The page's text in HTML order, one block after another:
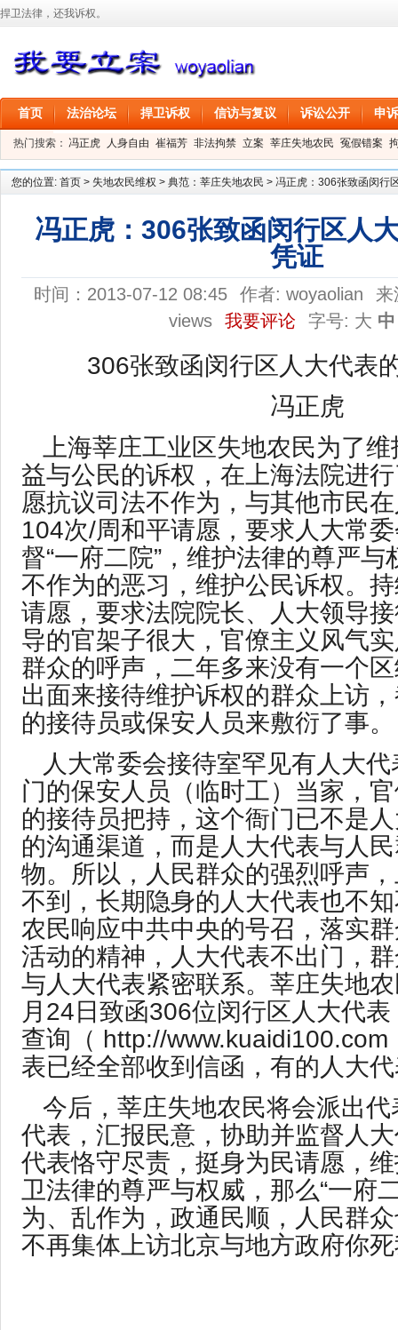
捍卫法律，还我诉权。
首页 法治论坛 捍卫诉权 信访与复议 诉讼公开 申
热门搜索： 冯正虎 人身自由 崔福芳 非法拘禁 立案 莘庄失地农民 冤假错案
叶剑 刑事拘留 信息公开 叶桂香
您的位置: 首页 > 失地农民维权 > 典范：莘庄失地农民 > 冯正虎：306张致函闵行
冯正虎：306张致函闵行区人
凭证
时间：2013-07-12 08:45 作者: woyaolian
views
我要评论 字号: 大 中
306张致函闵行区人大代表
冯正虎
上海莘庄工业区失地农民为了
益与公民的诉权，在上海法院进
愿抗议司法不作为，与其他市民
104次/周和平请愿，要求人大常
督“一府二院”，维护法律的尊严
不作为的恶习，维护公民诉权。
请愿，要求法院院长、人大领导
导的官架子很大，官僚主义风气
群众的呼声，二年多来没有一个
出面来接待维护诉权的群众上访
的接待员或保安人员来敷衍了事。
人大常委会接待室罕见有人大
门的保安人员（临时工）当家，
的接待员把持，这个衙门已不是
的沟通渠道，而是人大代表与人
物。所以，人民群众的强烈呼声
不到，长期隐身的人大代表也不
农民响应中共中央的号召，落实
活动的精神，人大代表不出门，
与人大代表紧密联系。莘庄失地
月24日致函306位闵行区人大代
查询（ http://www.kuaidi100.com
表已经全部收到信函，有的人大
今后，莘庄失地农民将会派出
代表，汇报民意，协助并监督人
代表恪守尽责，挺身为民请愿，
卫法律的尊严与权威，那么“一府
为、乱作为，政通民顺，人民群
不再集体上访北京与地方政府你